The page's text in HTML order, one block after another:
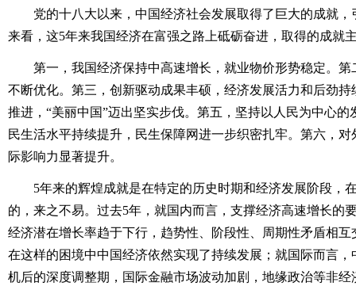
党的十八大以来，中国经济社会发展取得了巨大的成就，
来看，这5年来我国经济在富强之路上砥砺奋进，取得的成就
第一，我国经济保持中高速增长，就业物价形势稳定。第
不断优化。第三，创新驱动成果丰硕，经济发展活力和后劲
推进，“美丽中国”迈出坚实步伐。第五，坚持以人民为中心
民生活水平持续提升，民生保障网进一步织密扎牢。第六，
际影响力显著提升。
5年来的辉煌成就是在特定的历史时期和经济发展阶段，
的，来之不易。过去5年，就国内而言，支撑经济高速增长的
经济潜在增长率趋于下行，趋势性、阶段性、周期性矛盾相
在这样的困境中中国经济依然实现了持续发展；就国际而言
机后的深度调整期，国际金融市场波动加剧，地缘政治等非